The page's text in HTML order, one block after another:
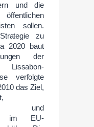
und die
sollen.
zu
2020 baut
der
Lissabon-
verfolgte
das Ziel,
und
im EU-